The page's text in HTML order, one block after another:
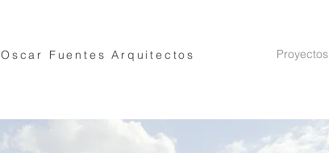
Oscar Fuentes Arquitectos Proyectos